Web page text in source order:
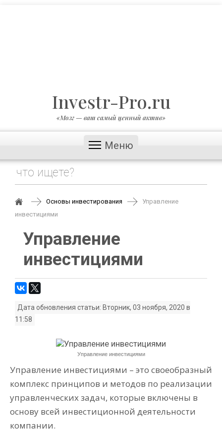
Investr-Pro.ru
«Мозг — ваш самый ценный актив»
Меню
Основы инвестирования
Управление
инвестициями
Управление
инвестициями
Дата обновления статьи: Вторник, 03 ноября, 2020 в
11:58
Управление инвестициями
Управление инвестициями – это своеобразный
комплекс принципов и методов по реализации
управленческих задач, которые включены в
основу всей инвестиционной деятельности
компании.